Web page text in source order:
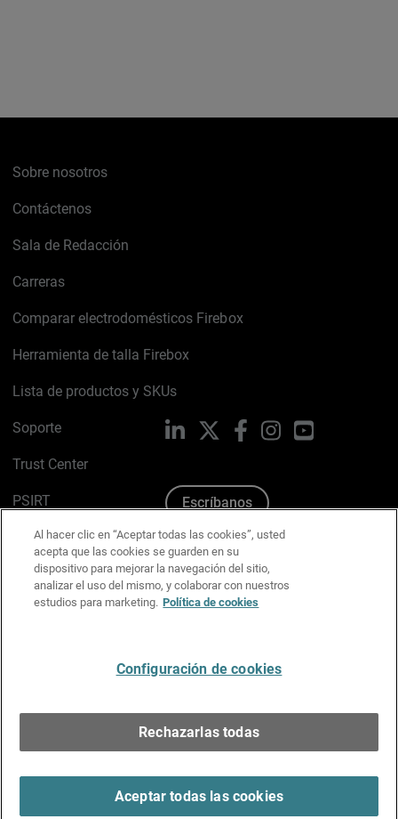
Sobre nosotros
Contáctenos
Sala de Redacción
Carreras
Comparar electrodomésticos Firebox
Herramienta de talla Firebox
Lista de productos y SKUs
Soporte
Trust Center
PSIRT
Política de cookies
Política de privacidad
Kit de medios y marca
LinkedIn FacebookInstagramYouTube
Escríbanos
Al hacer clic en “Aceptar todas las cookies”, usted
acepta que las cookies se guarden en su
dispositivo para mejorar la navegación del sitio,
analizar el uso del mismo, y colaborar con nuestros
estudios para marketing. Política de cookies
Configuración de cookies
Rechazarlas todas
Aceptar todas las cookies